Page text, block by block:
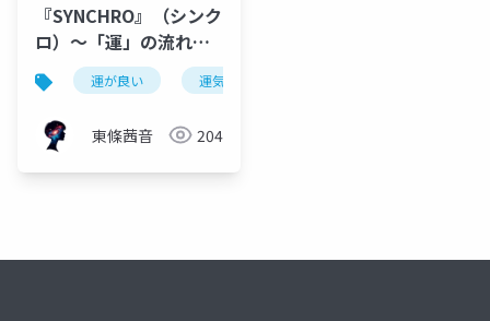
『SYNCHRO』（シンク
ロ）～「運」の流れへ
と導く、”核”となる手
引書～
運が良い 運気上昇
東條茜音 204